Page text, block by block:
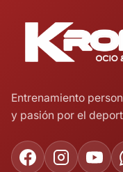
Entrenamiento
y pasión por el